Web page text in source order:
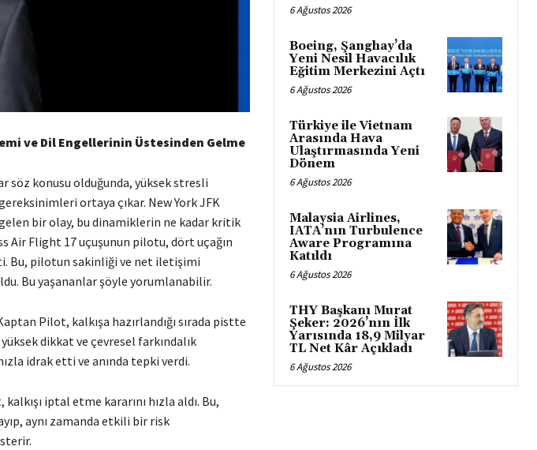
ve Dil Engellerinin Üstesinden Gelme
söz konusu olduğunda, yüksek stresli
ortaya çıkar. New York JFK
bir olay, bu dinamiklerin ne kadar kritik
Air Flight 17 uçuşunun pilotu, dört uçağın
Bu, pilotun sakinliği ve net iletişimi
Bu yaşananlar şöyle yorumlanabilir.
Pilot, kalkışa hazırlandığı sırada pistte
dikkat ve çevresel farkındalık
idrak etti ve anında tepki verdi.
iptal etme kararını hızla aldı. Bu,
aynı zamanda etkili bir risk
6 Ağustos 2026
Boeing, Şanghay’da
Yeni Nesil Havacılık
Eğitim Merkezini Açtı
6 Ağustos 2026
Türkiye ile Vietnam
Arasında Hava
Ulaştırmasında Yeni
Dönem
6 Ağustos 2026
Malaysia Airlines,
IATA’nın Turbulence
Aware Programına
Katıldı
6 Ağustos 2026
THY Başkanı Murat
Şeker: 2026’nın İlk
Yarısında 18,9 Milyar
TL Net Kâr Açıkladı
6 Ağustos 2026